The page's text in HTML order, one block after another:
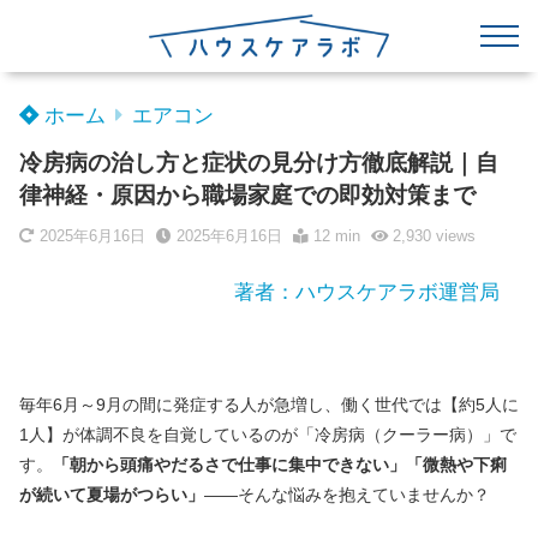
ホーム エアコン
冷房病の治し方と症状の見分け方徹底解説｜自
律神経・原因から職場家庭での即効対策まで
2025年6月16日 2025年6月16日 12 min 2,930views
著者：ハウスケアラボ運営局
毎年6月～9月の間に発症する人が急増し、働く世代では【約5人に
1人】が体調不良を自覚しているのが「冷房病（クーラー病）」で
す。
「朝から頭痛やだるさで仕事に集中できない」「微熱や下痢
が続いて夏場がつらい」 ——そんな悩みを抱えていませんか？